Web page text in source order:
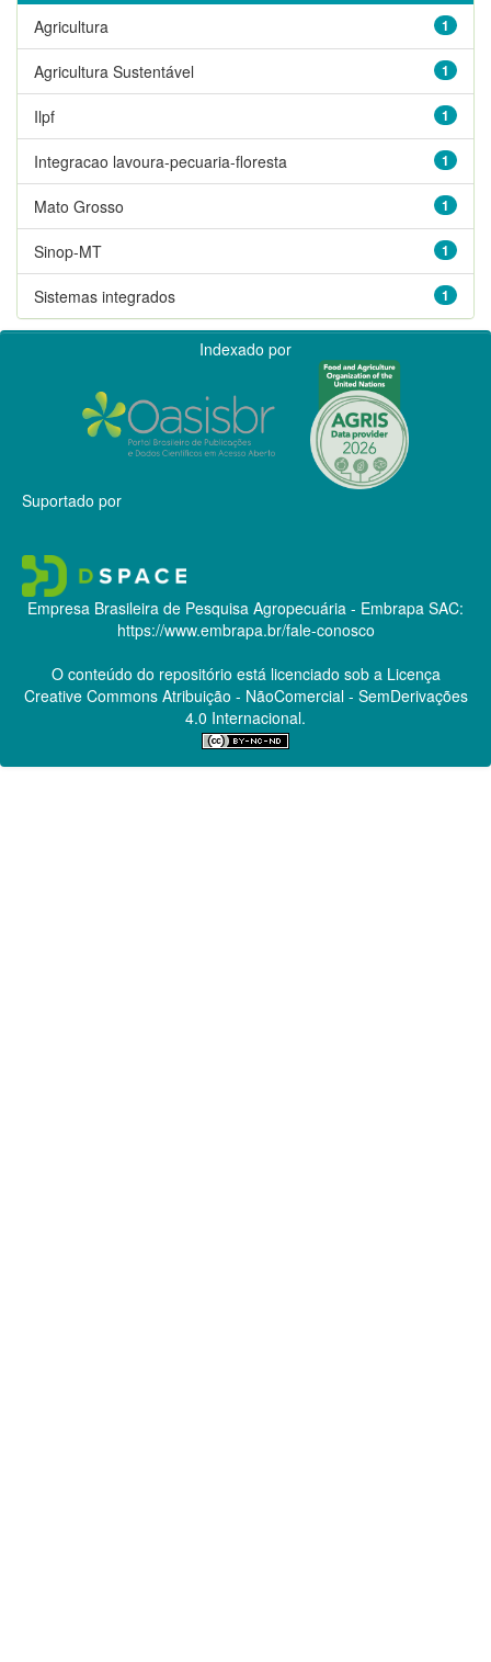
1
Agricultura
1
Agricultura Sustentável
1
Ilpf
1
Integracao lavoura-pecuaria-floresta
1
Mato Grosso
1
Sinop-MT
1
Sistemas integrados
Indexado por
Suportado por
Empresa Brasileira de Pesquisa Agropecuária - Embrapa SAC:
https://www.embrapa.br/fale-conosco
O conteúdo do repositório está licenciado sob a Licença
Creative CommonsAtribuição - NãoComercial - SemDerivações
4.0 Internacional.